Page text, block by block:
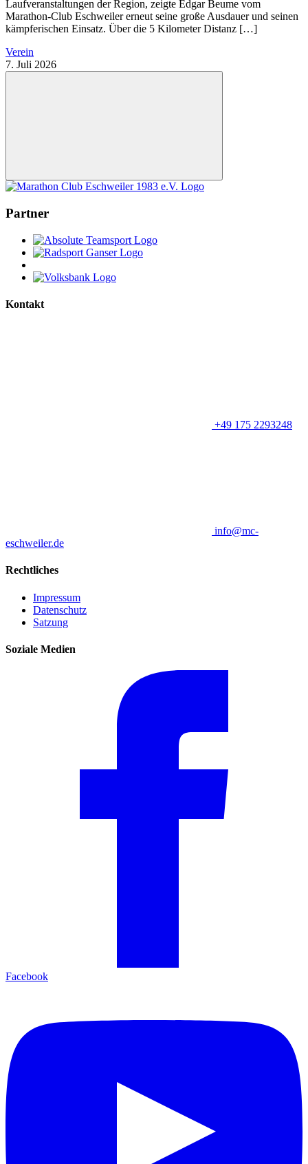
Laufveranstaltungen der Region, zeigte Edgar Beume vom
Marathon-Club Eschweiler erneut seine große Ausdauer und seinen
kämpferischen Einsatz. Über die 5 Kilometer Distanz […]
Verein
7. Juli 2026
Nach
oben
Partner
Kontakt
+49 175 2293248
info@mc-
eschweiler.de
Rechtliches
Impressum
Datenschutz
Satzung
Soziale Medien
Facebook